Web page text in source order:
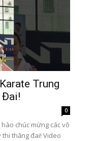
Trung
Đai!
0
chúc mừng các võ
thăng đai! Video